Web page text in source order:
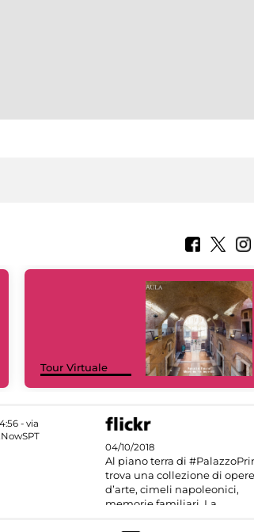
Tour Virtuale
04/10/2018
Al piano terra di
trova una collezione di opere
d’arte, cimeli napoleonici,
memorie familiari. La